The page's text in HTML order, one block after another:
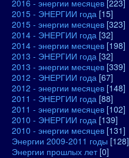
2016 - энергии месяцев [223]
2015 - ЭНЕРГИИ года [15]
2015 - энергии месяцев [323]
2014 - ЭНЕРГИИ года [32]
2014 - энергии месяцев [198]
2013 - ЭНЕРГИИ года [32]
2013 - энергии месяцев [339]
2012 - ЭНЕРГИИ года [67]
2012 - энергии месяцев [148]
2011 - ЭНЕРГИИ года [88]
2011 - энергии месяцев [102]
2010 - ЭНЕРГИИ года [139]
2010 - энергии месяцев [131]
Энергии 2009-2011 годы [128]
Энергии прошлых лет [0]